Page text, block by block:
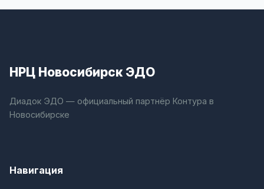
НРЦ Новосибирск ЭДО
Диадок ЭДО — официальный партнёр Контура в
Новосибирске
Навигация